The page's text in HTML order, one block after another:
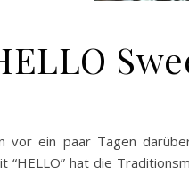
vor ein paar Tagen
“HELLO” hat die